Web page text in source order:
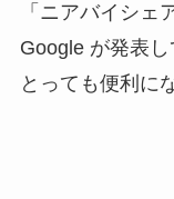
「ニアバイシェ
Google が発表
とっても便利に